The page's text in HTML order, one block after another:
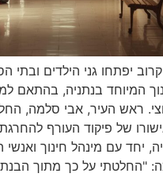
יפתחו גני הילדים ובתי
המיוחד בנתניה, בהתאם
ראש העיר, אבי סלמה,
של פיקוד העורף להחרגת
יחד עם מינהל חינוך
"החלטתי על כך מתוך